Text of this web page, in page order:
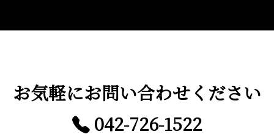
お気軽にお問い合わせください
042-726-1522